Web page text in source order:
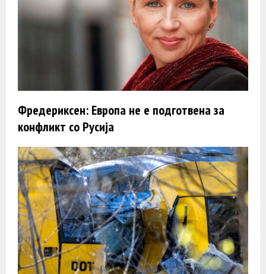
Фредериксен: Европа не е подготвена за
конфликт со Русија